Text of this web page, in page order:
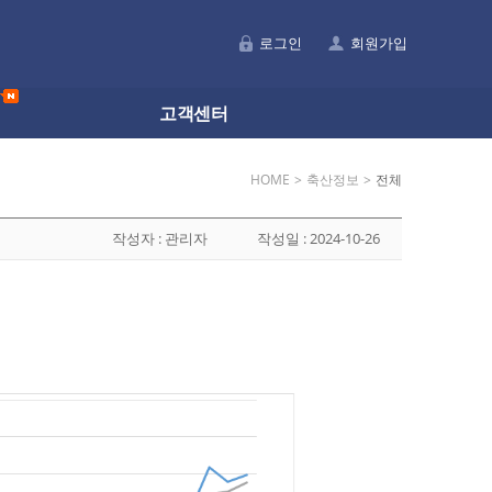
로그인 회원가입
고객센터
HOME > 축산정보 > 전체
작성자 : 관리자 작성일 :2024-10-26